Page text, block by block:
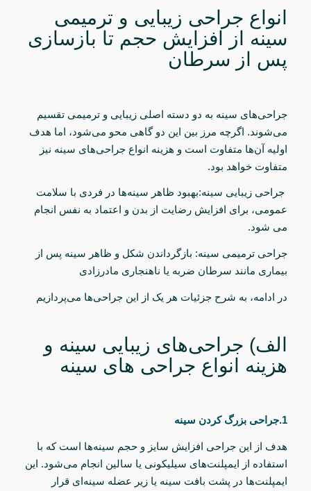
انواع جراحی زیبایی و ترمیمی
سینه از افزایش حجم تا بازسازی
پس از سرطان
جراحی‌های سینه به دو دسته اصلی زیبایی و ترمیمی تقسیم
می‌شوند. اگرچه مرز بین این دو گاهی محو می‌شود، اما هدف
اولیه آن‌ها متفاوت است و هزینه انواع جراحی‌های سینه نیز
متفاوت خواهد بود.
جراحی زیبایی سینه:بهبود ظاهر سینه‌ها در فردی با سلامت
عمومی، برای افزایش رضایت از بدن و اعتماد به نفس انجام
می شود.
جراحی ترمیمی سینه: بازگرداندن شکل و ظاهر سینه پس از
بیماری مانند سرطان ضربه یا ناهنجاری مادرزادی
در ادامه، به شرح جزئیات هر یک از این جراحی‌ها می‌پردازیم
الف) جراحی‌های زیبایی سینه و
هزینه انواع جراحی‌ های سینه
1. جراحی بزرگ کردن سینه
هدف از این جراحی افزایش سایز و حجم سینه‌ها است که با
استفاده از ایمپلنت‌های سیلیکونی یا سالین انجام می‌شود. این
ایمپلنت‌ها در پشت بافت سینه یا زیر عضله سینه‌ای قرار